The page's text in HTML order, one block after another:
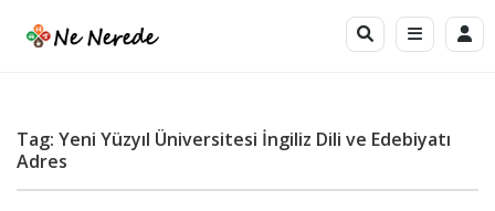
Tag: Yeni Yüzyıl Üniversitesi İngiliz Dili ve Edebiyatı
Adres